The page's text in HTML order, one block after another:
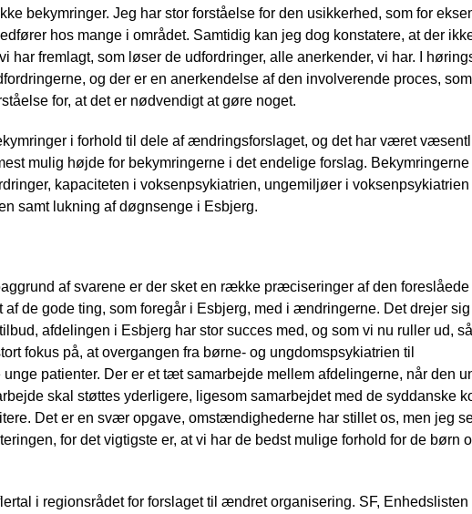
bekymringer. Jeg har stor forståelse for den usikkerhed, som for
hos mange i området. Samtidig kan jeg dog konstatere, at der
har fremlagt, som løser de udfordringer, alle anerkender, vi har. I
og der er en anerkendelse af den involverende proces,
for, at det er nødvendigt at gøre noget.
i forhold til dele af ændringsforslaget, og det har været
mulig højde for bekymringerne i det endelige forslag. Bekymringerne
kapaciteten i voksenpsykiatrien, ungemiljøer i voksenpsykiatrien
samt lukning af døgnsenge i Esbjerg.
af svarene er der sket en række præciseringer af den foreslåede
de gode ting, som foregår i Esbjerg, med i ændringerne. Det drejer sig
afdelingen i Esbjerg har stor succes med, og som vi nu ruller ud,
fokus på, at overgangen fra børne- og ungdomspsykiatrien til
patienter. Der er et tæt samarbejde mellem afdelingerne, når den
skal støttes yderligere, ligesom samarbejdet med de syddanske
Det er en svær opgave, omstændighederne har stillet os, men jeg
for det vigtigste er, at vi har de bedst mulige forhold for de børn
i regionsrådet for forslaget til ændret organisering. SF, Enhedslisten